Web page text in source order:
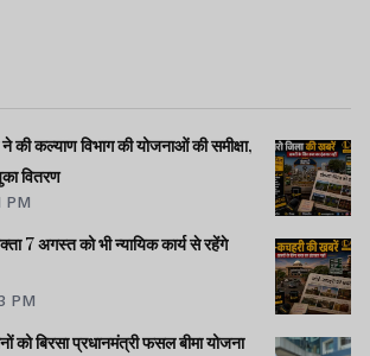
कल्याण विभाग की योजनाओं की समीक्षा,
वितरण
PM
7 अगस्त को भी न्यायिक कार्य से रहेंगे
PM
बिरसा प्रधानमंत्री फसल बीमा योजना